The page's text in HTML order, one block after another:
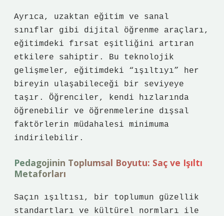
Ayrıca, uzaktan eğitim ve sanal
sınıflar gibi dijital öğrenme araçları,
eğitimdeki fırsat eşitliğini artıran
etkilere sahiptir. Bu teknolojik
gelişmeler, eğitimdeki “ışıltıyı” her
bireyin ulaşabileceği bir seviyeye
taşır. Öğrenciler, kendi hızlarında
öğrenebilir ve öğrenmelerine dışsal
faktörlerin müdahalesi minimuma
indirilebilir.
Pedagojinin Toplumsal Boyutu: Saç ve Işıltı
Metaforları
Saçın ışıltısı, bir toplumun güzellik
standartları ve kültürel normları ile